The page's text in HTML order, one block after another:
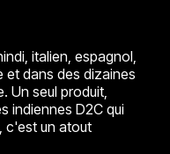
italien, espagnol,
et dans des dizaines
Un seul produit,
indiennes D2C qui
c'est un atout